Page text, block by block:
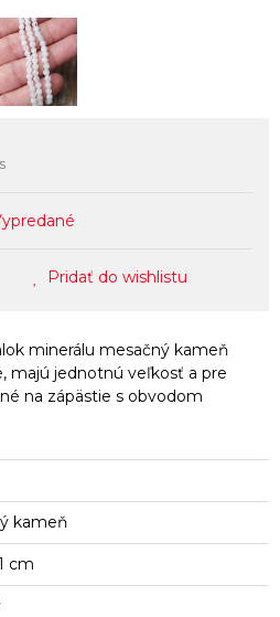
Pridať do wishlistu
minerálu mesačný kameň
majú jednotnú veľkosť a pre
na zápästie s obvodom
kameň
cm